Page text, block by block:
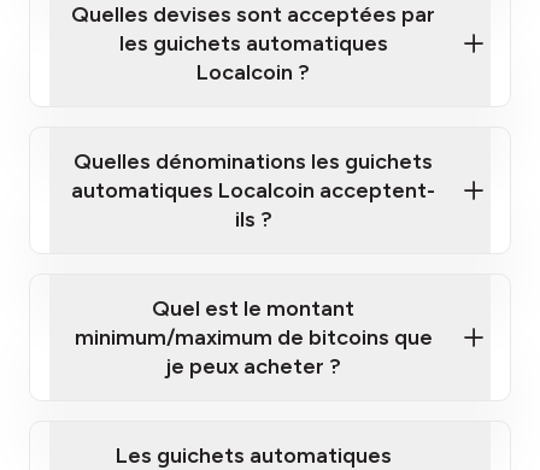
guichet automatique Localcoin le plus
Quelles devises sont acceptées par
les guichets automatiques
Localcoin ?
Quelles dénominations les guichets
automatiques Localcoin acceptent-
ils ?
Quel est le montant
minimum/maximum de bitcoins que
je peux acheter ?
Les guichets automatiques